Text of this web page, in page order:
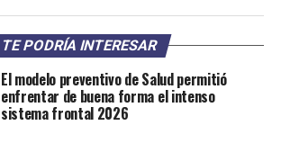
TE PODRÍA INTERESAR
El modelo preventivo de Salud permitió
enfrentar de buena forma el intenso
sistema frontal 2026